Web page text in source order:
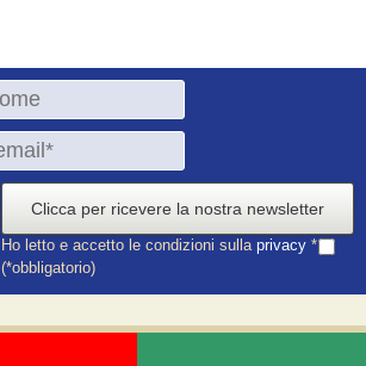
Clicca per ricevere la nostra newsletter
Ho letto e accetto le condizioni sulla privacy *
(*obbligatorio)